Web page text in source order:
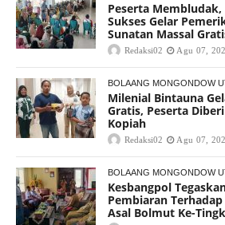
Peserta
Sukses Gelar
Sunatan Massal
Redaksi02 Agu 07,
BOLAANG MONGONDOW
Milenial Bintauna
Gratis, Peserta
Kopiah
Redaksi02 Agu 07,
BOLAANG MONGONDOW
Kesbangpol
Pembiaran
Asal Bolmut Ke-